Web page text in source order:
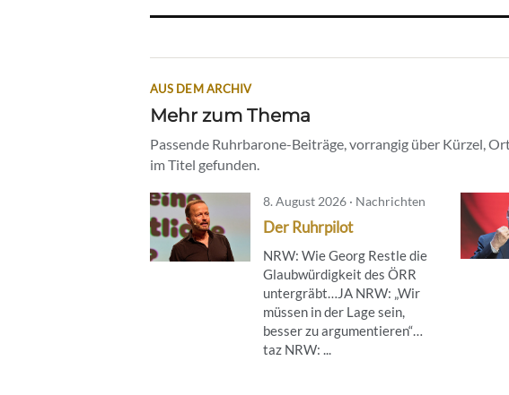
AUS DEM ARCHIV
Mehr zum Thema
Passende Ruhrbarone-Beiträge, vorrangig über Kürzel,
im Titel gefunden.
8. August 2026 · Nachrichten
Der Ruhrpilot
NRW: Wie Georg Restle die
Glaubwürdigkeit des ÖRR
untergräbt…JA NRW: „Wir
müssen in der Lage sein,
besser zu argumentieren“…
taz NRW: ...